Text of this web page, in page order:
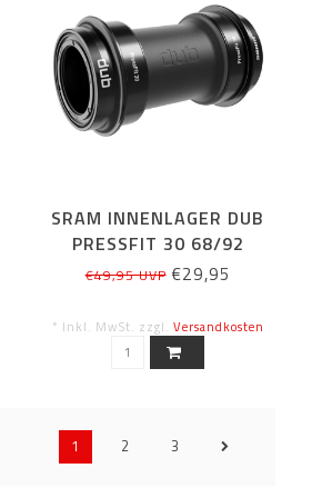
SRAM INNENLAGER DUB
PRESSFIT 30 68/92
€49,95 UVP€29,95
* Inkl. MwSt. zzgl. Versandkosten
1 2 3